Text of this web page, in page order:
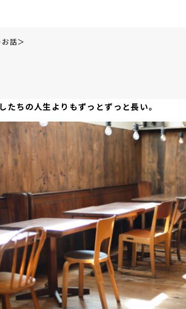
話＞
たちの人生よりもずっとずっと長い。